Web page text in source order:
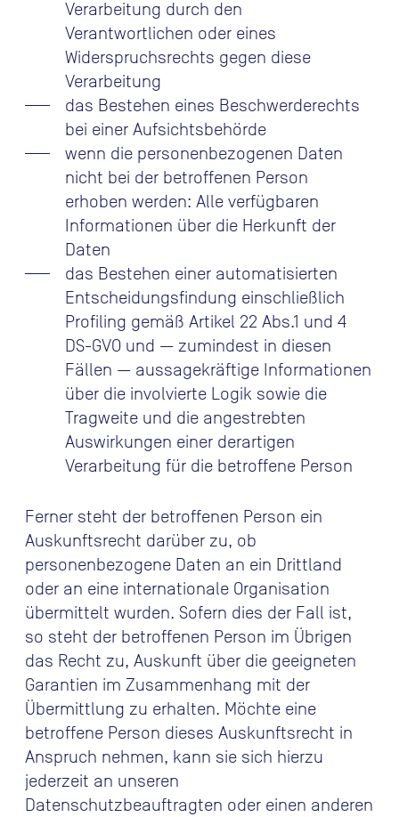
Verarbeitung durch den
Verantwortlichen oder eines
Widerspruchsrechts gegen diese
Verarbeitung
das Bestehen eines Beschwerderechts
bei einer Aufsichtsbehörde
wenn die personenbezogenen Daten
nicht bei der betroffenen Person
erhoben werden: Alle verfügbaren
Informationen über die Herkunft der
Daten
das Bestehen einer automatisierten
Entscheidungsfindung einschließlich
Profiling gemäß Artikel 22 Abs.1 und 4
DS-GVO und — zumindest in diesen
Fällen — aussagekräftige Informationen
über die involvierte Logik sowie die
Tragweite und die angestrebten
Auswirkungen einer derartigen
Verarbeitung für die betroffene Person
Ferner steht der betroffenen Person ein
Auskunftsrecht darüber zu, ob
personenbezogene Daten an ein Drittland
oder an eine internationale Organisation
übermittelt wurden. Sofern dies der Fall ist,
so steht der betroffenen Person im Übrigen
das Recht zu, Auskunft über die geeigneten
Garantien im Zusammenhang mit der
Übermittlung zu erhalten. Möchte eine
betroffene Person dieses Auskunftsrecht in
Anspruch nehmen, kann sie sich hierzu
jederzeit an unseren
Datenschutzbeauftragten oder einen anderen